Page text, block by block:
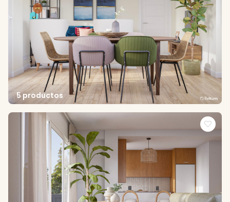
5 productos